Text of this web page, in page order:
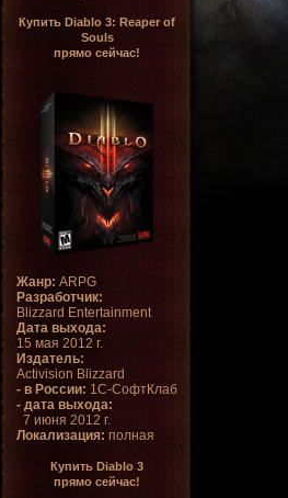
Купить Diablo 3: Reaper of
Souls
прямо сейчас!
Жанр: ARPG
Разработчик:
Blizzard Entertainment
Дата выхода:
15 мая 2012 г.
Издатель:
Activision Blizzard
- в России: 1С-СофтКлаб
- дата выхода:
7 июня 2012 г.
Локализация: полная
Купить Diablo 3
прямо сейчас!